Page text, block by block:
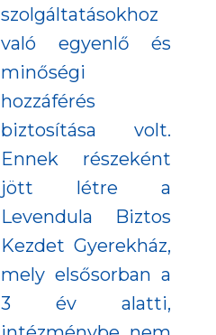
szolgáltatásokhoz
való egyenlő és
minőségi
hozzáférés
biztosítása volt.
Ennek részeként
jött létre a
Levendula Biztos
Kezdet Gyerekház,
mely elsősorban a
3 év alatti,